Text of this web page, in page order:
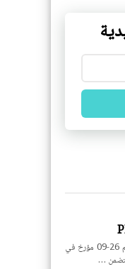
قانون رقم 26-09 يتضمن قانون المرور PDF قانون رقم 26-09 مؤرخ في